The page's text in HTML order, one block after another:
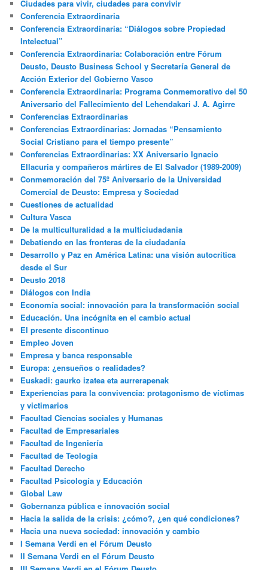
Ciudades para vivir, ciudades para convivir
Conferencia Extraordinaria
Conferencia Extraordinaria: “Diálogos sobre Propiedad
Intelectual”
Conferencia Extraordinaria: Colaboración entre Fórum
Deusto, Deusto Business School y Secretaría General de
Acción Exterior del Gobierno Vasco
Conferencia Extraordinaria: Programa Conmemorativo del 50
Aniversario del Fallecimiento del Lehendakari J. A. Agirre
Conferencias Extraordinarias
Conferencias Extraordinarias: Jornadas “Pensamiento
Social Cristiano para el tiempo presente”
Conferencias Extraordinarias: XX Aniversario Ignacio
Ellacuria y compañeros mártires de El Salvador (1989-2009)
Conmemoración del 75º Aniversario de la Universidad
Comercial de Deusto: Empresa y Sociedad
Cuestiones de actualidad
Cultura Vasca
De la multiculturalidad a la multiciudadania
Debatiendo en las fronteras de la ciudadanía
Desarrollo y Paz en América Latina: una visión autocrítica
desde el Sur
Deusto 2018
Diálogos con India
Economía social: innovación para la transformación social
Educación. Una incógnita en el cambio actual
El presente discontinuo
Empleo Joven
Empresa y banca responsable
Europa: ¿ensueños o realidades?
Euskadi: gaurko izatea eta aurrerapenak
Experiencias para la convivencia: protagonismo de víctimas
y victimarios
Facultad Ciencias sociales y Humanas
Facultad de Empresariales
Facultad de Ingeniería
Facultad de Teología
Facultad Derecho
Facultad Psicología y Educación
Global Law
Gobernanza pública e innovación social
Hacia la salida de la crisis: ¿cómo?, ¿en qué condiciones?
Hacia una nueva sociedad: innovación y cambio
I Semana Verdi en el Fórum Deusto
II Semana Verdi en el Fórum Deusto